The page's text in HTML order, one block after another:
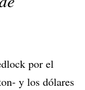
por el
y los dólares